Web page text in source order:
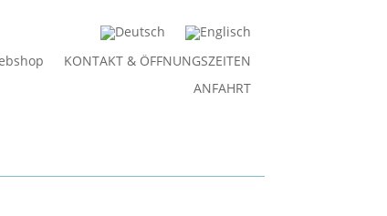
KONTAKT & ÖFFNUNGSZEITEN
ANFAHRT